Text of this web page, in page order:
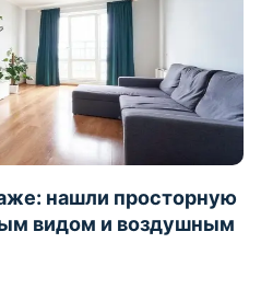
нашли просторную
видом и воздушным